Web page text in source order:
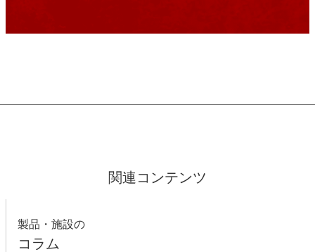
関連コンテンツ
製品・施設の
コラム